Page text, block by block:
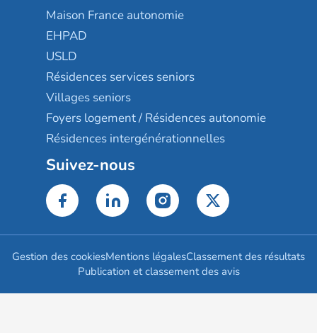
Maison France autonomie
EHPAD
USLD
Résidences services seniors
Villages seniors
Foyers logement / Résidences autonomie
Résidences intergénérationnelles
Suivez-nous
Gestion des cookiesMentions légalesClassement des résultats
Publication et classement des avis